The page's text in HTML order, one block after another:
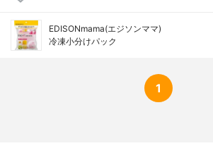
EDISONmama(エジソンママ)
冷凍小分けパック
1